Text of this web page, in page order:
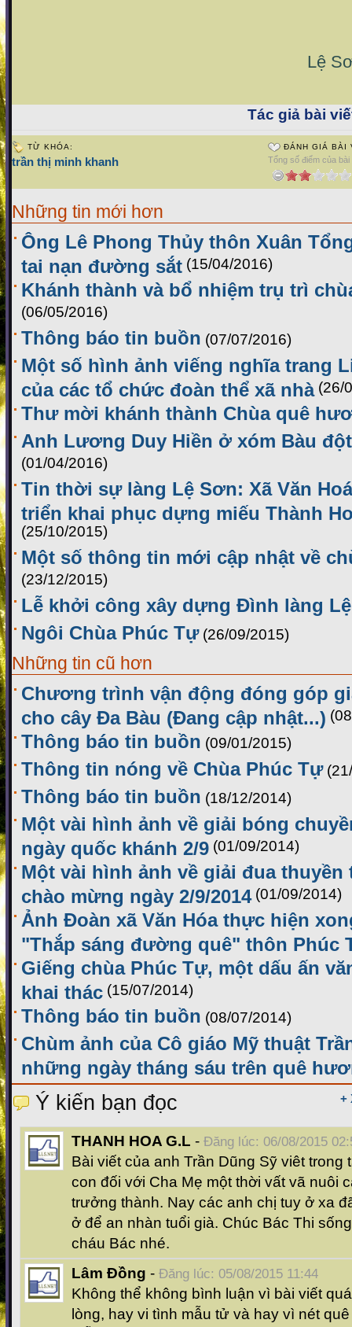
Lệ Sơn, ngày
Tác giả bài
TỪ KHÓA:
trần thị minh khanh
ĐÁNH GIÁ BÀI
Tổng số điểm của
Những tin mới hơn
Ông Lê Phong Thủy thôn Xuân
tai nạn đường sắt (15/04/2016)
Khánh thành và bổ nhiệm trụ trì
(06/05/2016)
Thông báo tin buồn (07/07/2016)
Một số hình ảnh viếng nghĩa trang
của các tổ chức đoàn thể xã nhà (26/
Thư mời khánh thành Chùa quê
Anh Lương Duy Hiền ở xóm Bàu
(01/04/2016)
Tin thời sự làng Lệ Sơn: Xã Văn
triển khai phục dựng miếu Thành
(25/10/2015)
Một số thông tin mới cập nhật về
(23/12/2015)
Lễ khởi công xây dựng Đình làng
Ngôi Chùa Phúc Tự (26/09/2015)
Những tin cũ hơn
Chương trình vận động đóng góp
cho cây Đa Bàu (Đang cập nhật...)
Thông báo tin buồn (09/01/2015)
Thông tin nóng về Chùa Phúc Tự
Thông báo tin buồn (18/12/2014)
Một vài hình ảnh về giải bóng
ngày quốc khánh 2/9 (01/09/2014)
Một vài hình ảnh về giải đua thuyền
chào mừng ngày 2/9/2014 (01/09/2014)
Ảnh Đoàn xã Văn Hóa thực hiện
"Thắp sáng đường quê" thôn Phúc
Giếng chùa Phúc Tự, một dấu ấn
khai thác (15/07/2014)
Thông báo tin buồn (08/07/2014)
Chùm ảnh của Cô giáo Mỹ thuật
những ngày tháng sáu trên quê
+
Ý kiến bạn đọc
THANH HOA G.L - Đăng lúc: 06/08/2015
Bài viết của anh Trần Dũng Sỹ viêt
con đối với Cha Mẹ một thời vất vã nuôi
trưởng thành. Nay các anh chị tuy ở xa
ở để an nhàn tuổi già. Chúc Bác Thi
cháu Bác nhé.
Lâm Đồng - Đăng lúc: 05/08/2015 11:44
Không thể không bình luận vì bài viết
lòng, hay vi tình mẫu tử và hay vì nét